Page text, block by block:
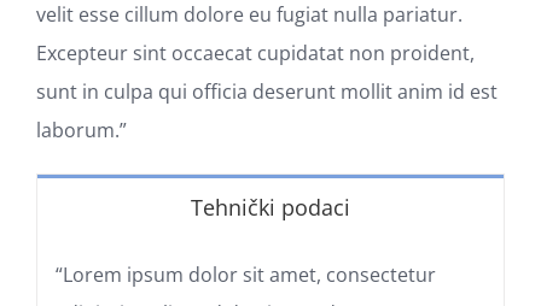
velit esse cillum dolore eu fugiat nulla pariatur.
Excepteur sint occaecat cupidatat non proident,
sunt in culpa qui officia deserunt mollit anim id est
laborum.”
Tehnički podaci
“Lorem ipsum dolor sit amet, consectetur